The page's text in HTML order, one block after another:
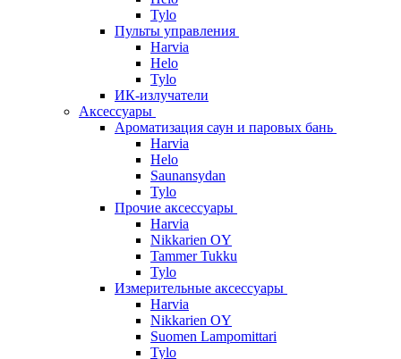
Tylo
Пульты управления
Harvia
Helo
Tylo
ИК-излучатели
Аксессуары
Ароматизация саун и паровых бань
Harvia
Helo
Saunansydan
Tylo
Прочие аксессуары
Harvia
Nikkarien OY
Tammer Tukku
Tylo
Измерительные аксессуары
Harvia
Nikkarien OY
Suomen Lampomittari
Tylo